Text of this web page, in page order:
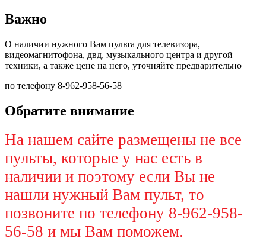
Важно
О наличии нужного Вам пульта для телевизора,
видеомагнитофона, двд, музыкального центра и другой
техники, а также цене на него, уточняйте предварительно
по телефону 8-962-958-56-58
Обратите внимание
На нашем сайте размещены не все
пульты, которые у нас есть в
наличии и поэтому если Вы не
нашли нужный Вам пульт, то
позвоните по телефону 8-962-958-
56-58 и мы Вам поможем.